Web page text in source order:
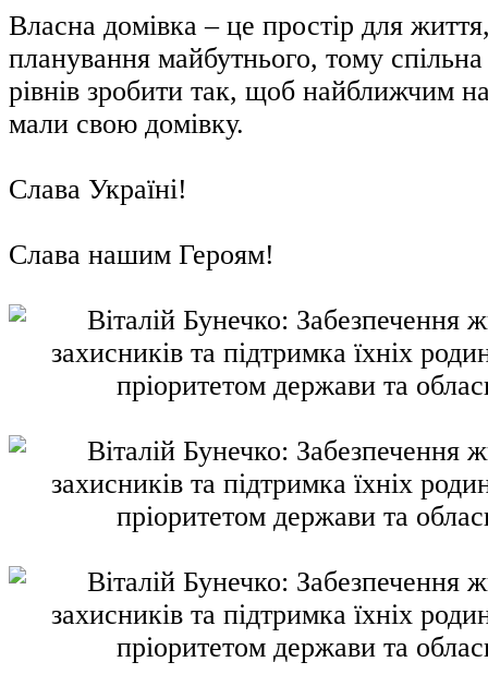
Власна домівка – це простір для
планування майбутнього, тому
рівнів зробити так, щоб найближчим
мали свою домівку.
Слава Україні!
Слава нашим Героям!